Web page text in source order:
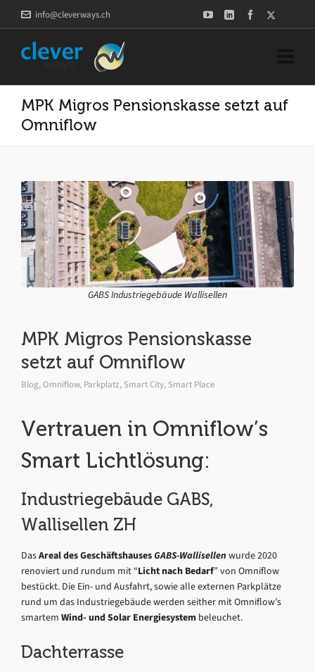
info@cleverways.ch
MPK Migros Pensionskasse setzt auf
Omniflow
GABS Industriegebäude Wallisellen
MPK Migros Pensionskasse
setzt auf Omniflow
Blog,Omniflow, Parkplatz, Smart City, Smart Place
Vertrauen in Omniflow’s
Smart Lichtlösung:
Industriegebäude GABS,
Wallisellen ZH
DasAreal des GeschäftshausesGABS-Wallisellen wurde 2020
renoviert und rundum mit “Licht nach Bedarf” von Omniflow
bestückt. Die Ein- und Ausfahrt, sowie alle externen Parkplätze
rund um das Industriegebäude werden seither mit Omniflow’s
smartem Wind- und Solar Energiesystem beleuchet.
Dachterrasse